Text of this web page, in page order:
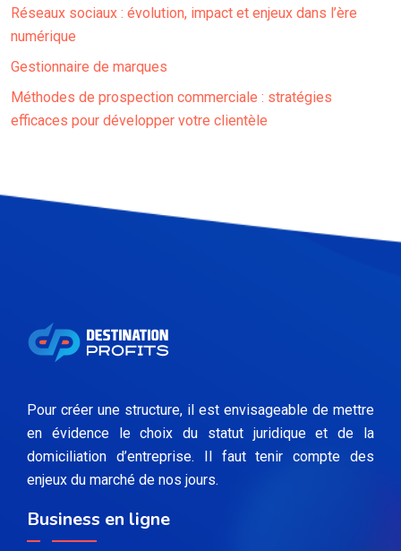
Réseaux sociaux : évolution, impact et enjeux dans l’ère
numérique
Gestionnaire de marques
Méthodes de prospection commerciale : stratégies
efficaces pour développer votre clientèle
Pour créer une structure, il est envisageable de mettre
en évidence le choix du statut juridique et de la
domiciliation d’entreprise. Il faut tenir compte des
enjeux du marché de nos jours.
Business en ligne